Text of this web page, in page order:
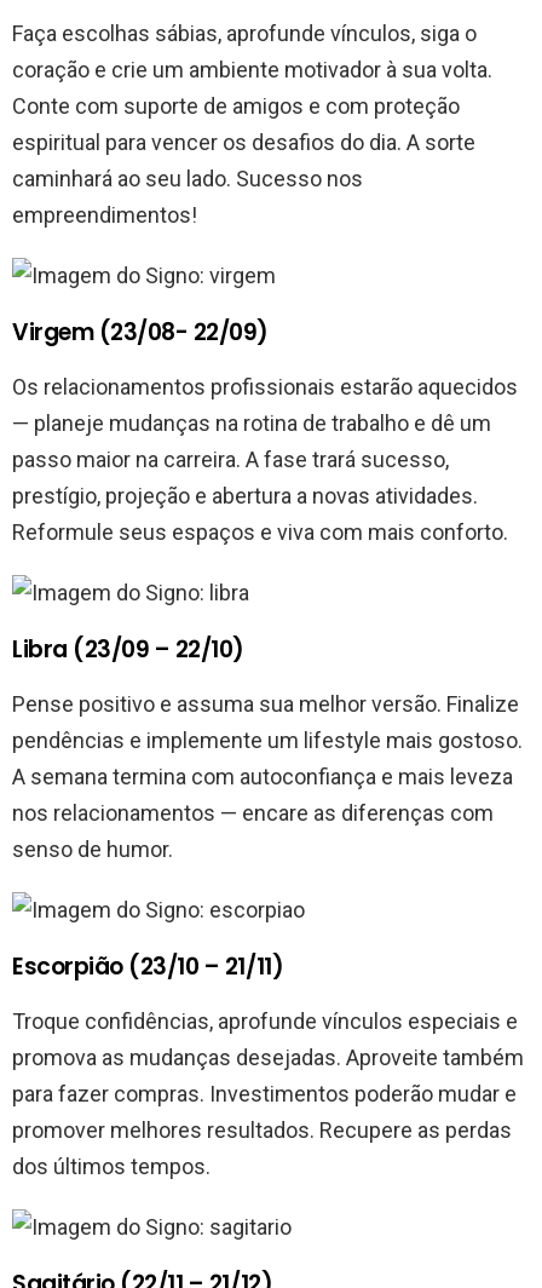
Faça escolhas sábias, aprofunde vínculos, siga o
coração e crie um ambiente motivador à sua volta.
Conte com suporte de amigos e com proteção
espiritual para vencer os desafios do dia. A sorte
caminhará ao seu lado. Sucesso nos
empreendimentos!
Virgem (23/08- 22/09)
Os relacionamentos profissionais estarão aquecidos
— planeje mudanças na rotina de trabalho e dê um
passo maior na carreira. A fase trará sucesso,
prestígio, projeção e abertura a novas atividades.
Reformule seus espaços e viva com mais conforto.
Libra (23/09 – 22/10)
Pense positivo e assuma sua melhor versão. Finalize
pendências e implemente um lifestyle mais gostoso.
A semana termina com autoconfiança e mais leveza
nos relacionamentos — encare as diferenças com
senso de humor.
Escorpião (23/10 – 21/11)
Troque confidências, aprofunde vínculos especiais e
promova as mudanças desejadas. Aproveite também
para fazer compras. Investimentos poderão mudar e
promover melhores resultados. Recupere as perdas
dos últimos tempos.